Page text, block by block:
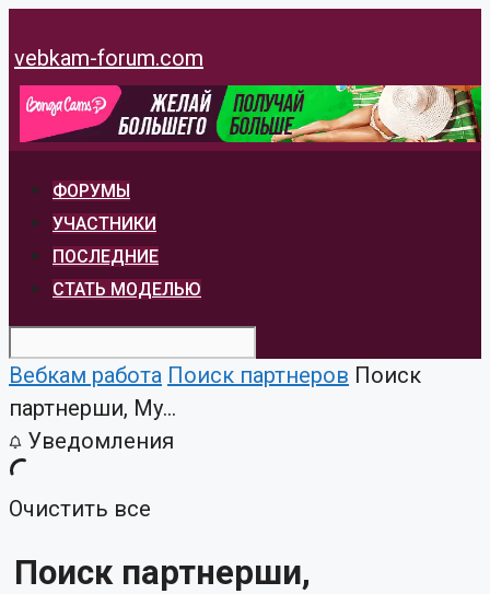
к
содержимому
vebkam-forum.com
ФОРУМЫ
УЧАСТНИКИ
ПОСЛЕДНИЕ
СТАТЬ МОДЕЛЬЮ
Вебкам работа Поиск партнеров Поиск
партнерши, Му...
Уведомления
Очистить все
Поиск партнерши,